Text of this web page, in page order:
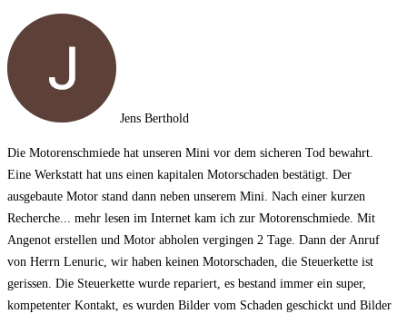
Jens Berthold
Die Motorenschmiede hat unseren Mini vor dem sicheren Tod bewahrt.
Eine Werkstatt hat uns einen kapitalen Motorschaden bestätigt. Der
ausgebaute Motor stand dann neben unserem Mini. Nach einer kurzen
Recherche ... mehr lesen im Internet kam ich zur Motorenschmiede. Mit
Angenot erstellen und Motor abholen vergingen 2 Tage. Dann der Anruf
von Herrn Lenuric, wir haben keinen Motorschaden, die Steuerkette ist
gerissen. Die Steuerkette wurde repariert, es bestand immer ein super,
kompetenter Kontakt, es wurden Bilder vom Schaden geschickt und Bilder